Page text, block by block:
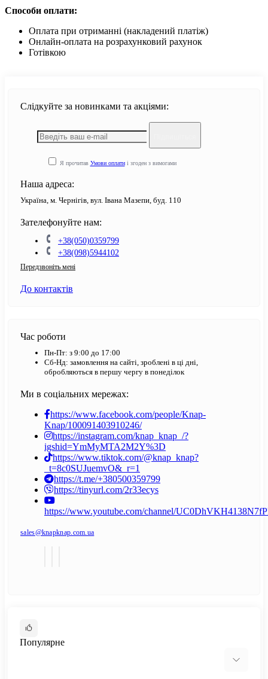
Способи оплати:
Оплата при отриманні (накладений платіж)
Онлайн-оплата на розрахунковий рахунок
Готівкою
Слідкуйте за новинками та акціями:
Я прочитав Умови оплатиі згоден з вимогами
Наша адреса:
Україна, м. Чернігів, вул. Івана Мазепи, буд. 110
Зателефонуйте нам:
+38(050)0359799
+38(098)5944102
Передзвоніть мені
До контактів
Час роботи
Пн-Пт: з 9:00 до 17:00
Сб-Нд: замовлення на сайті, зроблені в ці дні,
обробляються в першу чергу в понеділок
Ми в соціальних мережах:
https://www.facebook.com/people/Knap-
Knap/100091403910246/
https://instagram.com/knap_knap_/?
igshid=YmMyMTA2M2Y%3D
https://www.tiktok.com/@knap_knap?
_t=8c0SUJuemvO&_r=1
https://t.me/+380500359799
https://tinyurl.com/2r33ecys
https://www.youtube.com/channel/
sales@knapknap.com.ua
Популярне